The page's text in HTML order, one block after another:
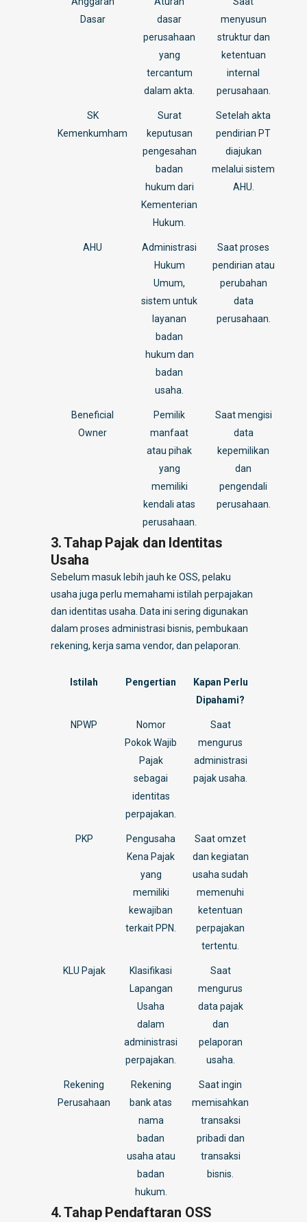
Dasar
dasar
perusahaan
yang
tercantum
dalam akta.
menyusun
struktur dan
ketentuan
internal
perusahaan.
SK
Kemenkumham
Surat
keputusan
pengesahan
badan
hukum dari
Kementerian
Hukum.
Setelah akta
pendirian PT
diajukan
melalui sistem
AHU.
AHU
Administrasi
Hukum
Umum,
sistem untuk
layanan
badan
hukum dan
badan
usaha.
Saat proses
pendirian atau
perubahan
data
perusahaan.
Beneficial
Owner
Pemilik
manfaat
atau pihak
yang
memiliki
kendali atas
perusahaan.
Saat mengisi
data
kepemilikan
dan
pengendali
perusahaan.
3. Tahap Pajak dan Identitas
Usaha
Sebelum masuk lebih jauh ke OSS, pelaku
usaha juga perlu memahami istilah perpajakan
dan identitas usaha. Data ini sering digunakan
dalam proses administrasi bisnis, pembukaan
rekening, kerja sama vendor, dan pelaporan.
Istilah Pengertian
Kapan Perlu
Dipahami?
NPWP
Nomor
Pokok Wajib
Pajak
sebagai
identitas
perpajakan.
Saat
mengurus
administrasi
pajak usaha.
PKP
Pengusaha
Kena Pajak
yang
memiliki
kewajiban
terkait PPN.
Saat omzet
dan kegiatan
usaha sudah
memenuhi
ketentuan
perpajakan
tertentu.
KLU Pajak
Klasifikasi
Lapangan
Usaha
dalam
administrasi
perpajakan.
Saat
mengurus
data pajak
dan
pelaporan
usaha.
Rekening
Perusahaan
Rekening
bank atas
nama
badan
usaha atau
badan
hukum.
Saat ingin
memisahkan
transaksi
pribadi dan
transaksi
bisnis.
4. Tahap Pendaftaran OSS